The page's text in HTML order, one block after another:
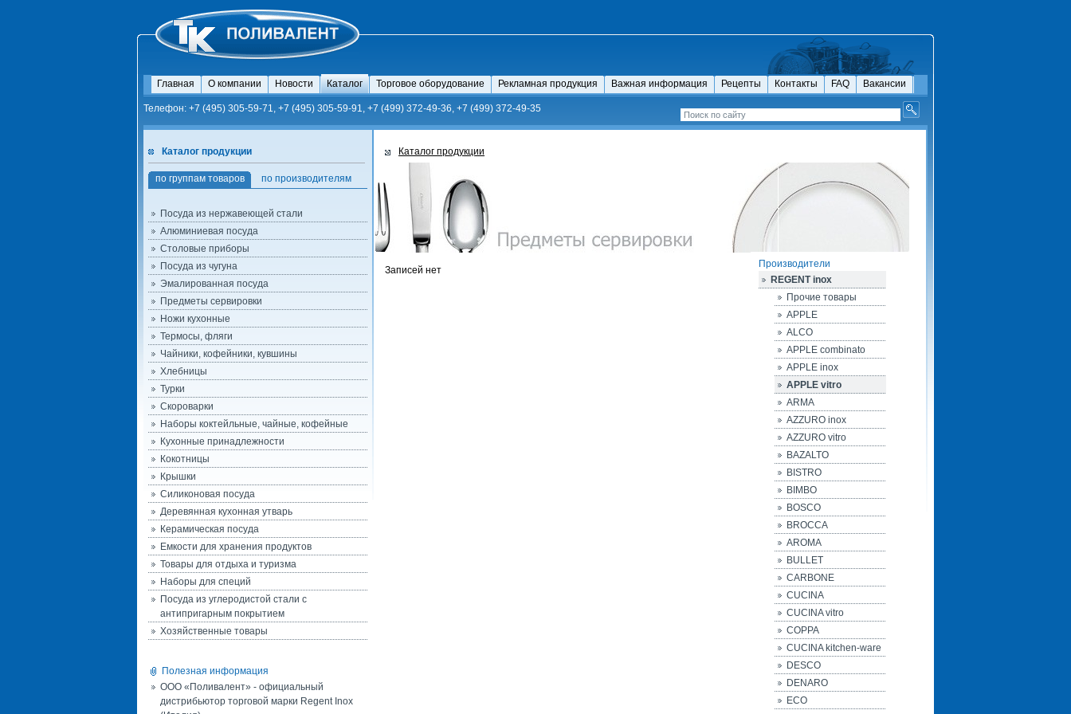
Главная О компании Новости Каталог Торговое оборудование Рекламная продукция Важная информация Рецепты Контакты FAQ Вакансии
Телефон: +7 (495) 305-59-71, +7 (495) 305-59-91, +7 (499) 372-49-36, +7 (499) 372-49-35
Каталог продукции
по группам товаров по производителям
Посуда из нержавеющей стали
Алюминиевая посуда
Столовые приборы
Посуда из чугуна
Эмалированная посуда
Предметы сервировки
Ножи кухонные
Термосы, фляги
Чайники, кофейники, кувшины
Хлебницы
Турки
Скороварки
Наборы коктейльные, чайные, кофейные
Кухонные принадлежности
Кокотницы
Крышки
Силиконовая посуда
Деревянная кухонная утварь
Керамическая посуда
Емкости для хранения продуктов
Товары для отдыха и туризма
Наборы для специй
Посуда из углеродистой стали с
антипригарным покрытием
Хозяйственные товары
Полезная информация
ООО «Поливалент» - официальный
дистрибьютор торговой марки Regent Inox
Каталог продукции
Записей нет
Производители
REGENT inox
Прочие товары
APPLE
ALCO
APPLE combinato
APPLE inox
APPLE vitro
ARMA
AZZURO inox
AZZURO vitro
BAZALTO
BISTRO
BIMBO
BOSCO
BROCCA
AROMA
BULLET
CARBONE
CUCINA
CUCINA vitro
COPPA
CUCINA kitchen-ware
DESCO
DENARO
ECO